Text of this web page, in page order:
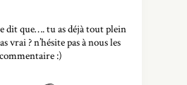
que…. tu as déjà tout plein
vrai ? n’hésite pas à nous les
:)